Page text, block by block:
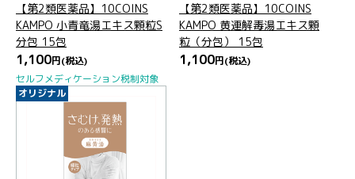
【第2類医薬品】10COINS
KAMPO 小青竜湯エキス顆粒S
分包 15包
1,100円(税込)
セルフメディケーション税制対象
【第2類医薬品】10COINS
KAMPO 黄連解毒湯エキス顆
粒（分包） 15包
1,100円(税込)
オリジナル